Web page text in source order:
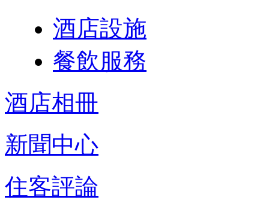
酒店設施
餐飲服務
酒店相冊
新聞中心
住客評論